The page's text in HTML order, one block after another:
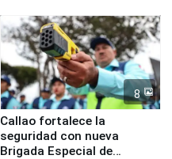
8
Callao fortalece la
seguridad con nueva
Brigada Especial de